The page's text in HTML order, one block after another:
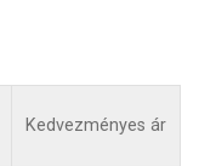
Kedvezményes ár